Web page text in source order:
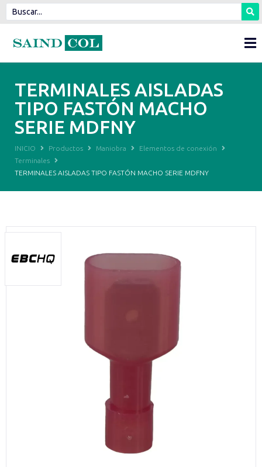
TERMINALES AISLADAS
TIPO FASTÓN MACHO
SERIE MDFNY
INICIO Productos Maniobra
Elementos de conexión
Terminales
TERMINALES AISLADAS TIPO FASTÓN MACHO SERIE MDFNY